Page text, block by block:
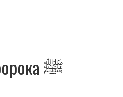
О трудностях жизни пророка ﷺ